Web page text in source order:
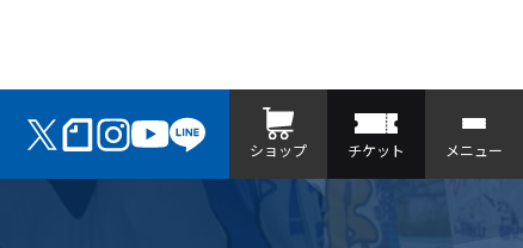
ショップ チケット メニュー